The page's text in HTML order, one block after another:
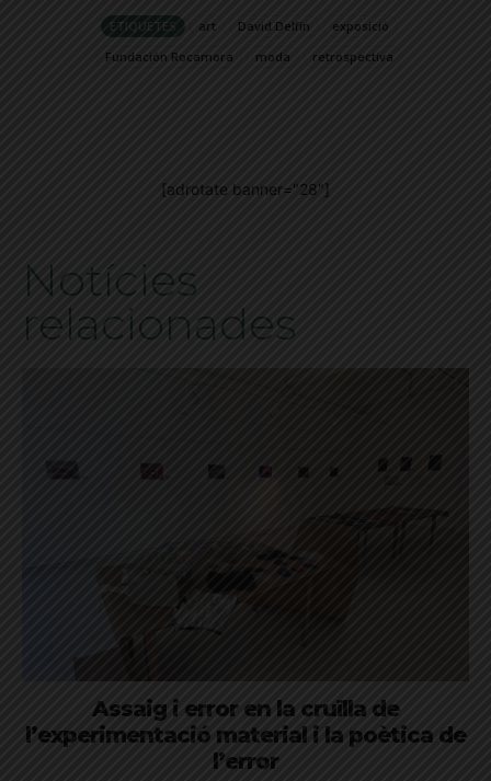
ETIQUETES art David Delfín
exposició
Fundación Rocamora
moda retrospectiva
[adrotate banner="28"]
Notícies
relacionades
Assaig i error en la cruïlla de
l’experimentació material i la poètica de
l’error